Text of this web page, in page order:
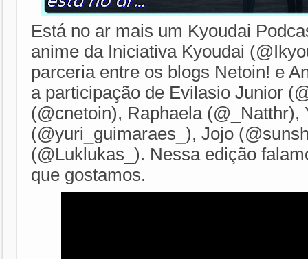
Está no ar mais um Kyoudai
anime da Iniciativa Kyoudai
parceria entre os blogs Netoin! e
a participação de Evilasio Junior
(@cnetoin), Raphaela (@_Natthr),
(@yuri_guimaraes_), Jojo
(@Luklukas_). Nessa edição
que gostamos.